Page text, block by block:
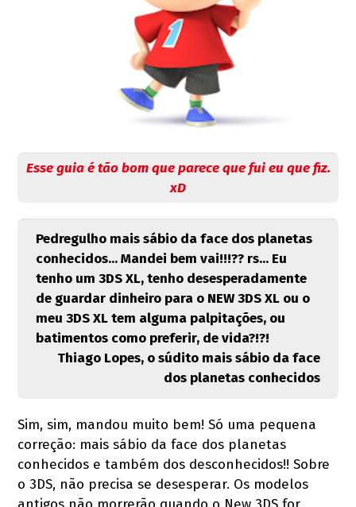
Esse guia é tão bom que parece que fui eu que fiz.
xD
Pedregulho mais sábio da face dos planetas
conhecidos... Mandei bem vai!!!?? rs... Eu
tenho um 3DS XL, tenho desesperadamente
de guardar dinheiro para o NEW 3DS XL ou o
meu 3DS XL tem alguma palpitações, ou
batimentos como preferir, de vida?!?!‎
Thiago Lopes, o súdito mais sábio da face
dos planetas conhecidos
Sim, sim, mandou muito bem! Só uma pequena
correção: mais sábio da face dos planetas
conhecidos e também dos desconhecidos!! Sobre
o 3DS, não precisa se desesperar. Os modelos